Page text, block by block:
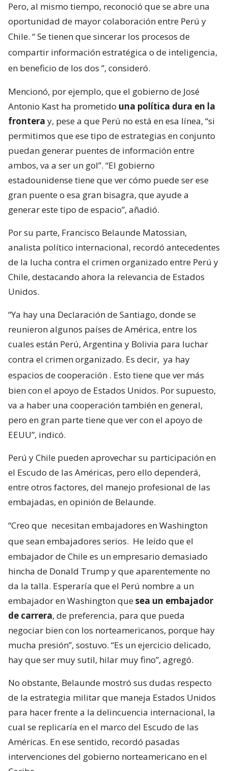
Pero, al mismo tiempo, reconoció que se abre una
oportunidad de mayor colaboración entre Perú y
Chile. “Se tienen que sincerar los procesos de
compartir información estratégica o de inteligencia,
en beneficio de los dos ”, consideró.
Mencionó, por ejemplo, que el gobierno de José
Antonio Kast ha prometido una política dura en la
frontera y, pese a que Perú no está en esa línea, “si
permitimos que ese tipo de estrategias en conjunto
puedan generar puentes de información entre
ambos, va a ser un gol”. “El gobierno
estadounidense tiene que ver cómo puede ser ese
gran puente o esa gran bisagra, que ayude a
generar este tipo de espacio”, añadió.
Por su parte, Francisco Belaunde Matossian,
analista político internacional, recordó antecedentes
de la lucha contra el crimen organizado entre Perú y
Chile, destacando ahora la relevancia de Estados
Unidos.
“Ya hay una Declaración de Santiago, donde se
reunieron algunos países de América, entre los
cuales están Perú, Argentina y Bolivia para luchar
contra el crimen organizado. Es decir, ya hay
espacios de cooperación . Esto tiene que ver más
bien con el apoyo de Estados Unidos. Por supuesto,
va a haber una cooperación también en general,
pero en gran parte tiene que ver con el apoyo de
EEUU”, indicó.
Perú y Chile pueden aprovechar su participación en
el Escudo de las Américas, pero ello dependerá,
entre otros factores, del manejo profesional de las
embajadas, en opinión de Belaunde.
“Creo que necesitan embajadores en Washington
que sean embajadores serios. He leído que el
embajador de Chile es un empresario demasiado
hincha de Donald Trump y que aparentemente no
da la talla. Esperaría que el Perú nombre a un
embajador en Washington quesea un embajador
de carrera, de preferencia, para que pueda
negociar bien con los norteamericanos, porque hay
mucha presión”, sostuvo. “Es un ejercicio delicado,
hay que ser muy sutil, hilar muy fino”, agregó.
No obstante, Belaunde mostró sus dudas respecto
de la estrategia militar que maneja Estados Unidos
para hacer frente a la delincuencia internacional, la
cual se replicaría en el marco del Escudo de las
Américas. En ese sentido, recordó pasadas
intervenciones del gobierno norteamericano en el